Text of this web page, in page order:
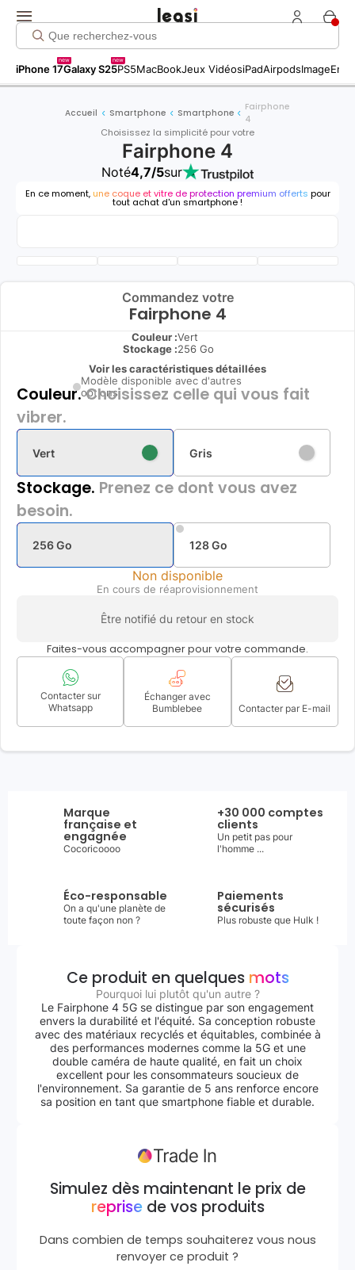
iPhone 17
new
Galaxy S25
new
PS5MacBookJeux VidéosiPadAirpodsImage
Accueil Smartphone Smartphone
Fairphone
4
Choisissez la simplicité pour votre
Fairphone 4
Noté4,7/5sur
En ce moment, une coque et vitre de protection premium offerts pour
tout achat d'un smartphone !
Commandez votre
Fairphone 4
Couleur :Vert
Stockage :256 Go
Voir les caractéristiques détaillées
Modèle disponible avec d'autres
options
Couleur.Choisissez celle qui vous fait
vibrer.
Vert Gris
Stockage. Prenez ce dont vous avez
besoin.
256 Go 128 Go
Non disponible
En cours de réaprovisionnement
Être notifié du retour en stock
Faites-vous accompagner pour votre commande.
Contacter sur
Whatsapp
Échanger avec
Bumblebee
Contacter par E-mail
Marque
française et
engagnée
Cocoricoooo
+30 000 comptes
clients
Un petit pas pour
l'homme ...
Éco-responsable
On a qu'une planète de
toute façon non ?
Paiements
sécurisés
Plus robuste que Hulk !
Ce produit en quelques mots
Pourquoi lui plutôt qu'un autre ?
Le Fairphone 4 5G se distingue par son engagement
envers la durabilité et l'équité. Sa conception robuste
avec des matériaux recyclés et équitables, combinée à
des performances modernes comme la 5G et une
double caméra de haute qualité, en fait un choix
excellent pour les consommateurs soucieux de
l'environnement. Sa garantie de 5 ans renforce encore
sa position en tant que smartphone fiable et durable.
Simulez dès maintenant le prix de
reprisede vos produits
Dans combien de temps souhaiterez vous nous
renvoyer ce produit ?